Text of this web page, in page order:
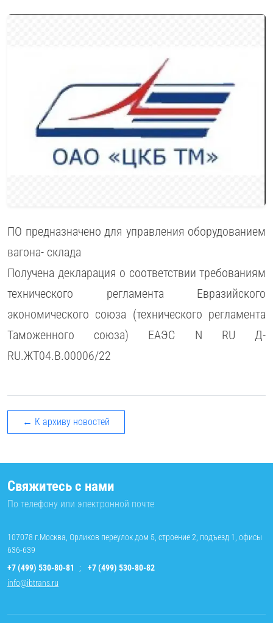
ПО предназначено для управления оборудованием
вагона- склада
Получена декларация о соответствии требованиям
технического регламента Евразийского
экономического союза (технического регламента
Таможенного союза) ЕАЭС N RU Д-
RU.ЖТ04.В.00006/22
← К архиву новостей
Свяжитесь с нами
По телефону или электронной почте
107078 г.Москва, Орликов переулок дом 5, строение 2, подъезд 1, офисы
636-639
+7 (499) 530-80-81
;
+7 (499) 530-80-82
info@ibtrans.ru